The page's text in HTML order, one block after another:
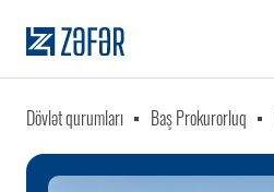
Dövlət qurumları Baş Prokurorluq